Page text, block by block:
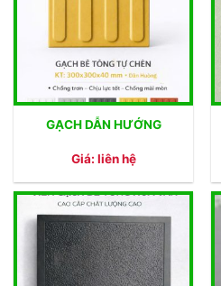
GẠCH DẪN HƯỚNG
Giá: liên hệ